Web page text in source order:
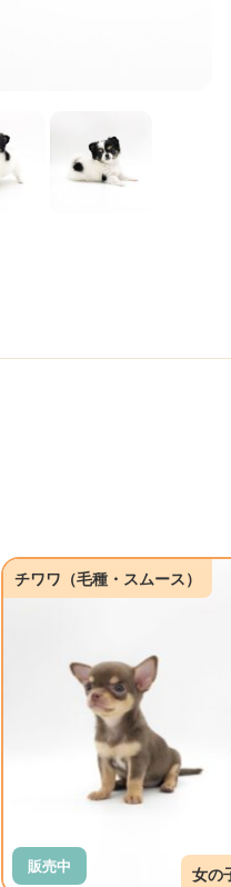
チワワ（毛種・スムース）
販売中 女の